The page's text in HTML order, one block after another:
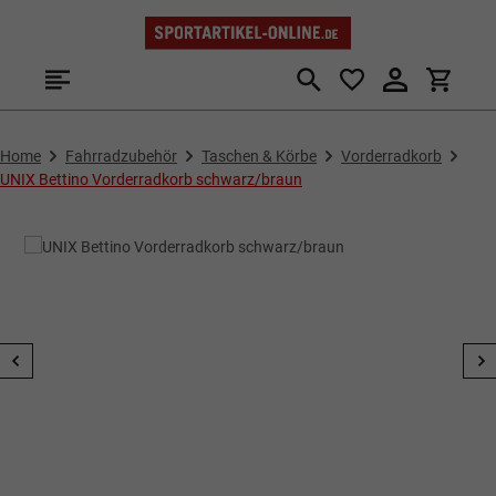
Zum Hauptinhalt springen
Home Fahrradzubehör Taschen & Körbe
Vorderradkorb
UNIX Bettino Vorderradkorb schwarz/braun